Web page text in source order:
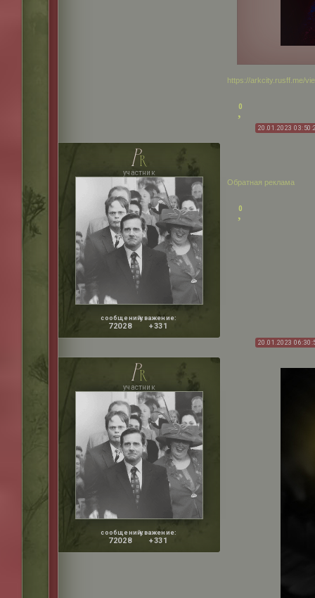
https://arkcity.rusff.me/
0
20.01.2023
pr
участник
сообщений:
72028
уважение:
+331
Обратная реклама
0
20.01.2023
pr
участник
сообщений:
72028
уважение:
+331